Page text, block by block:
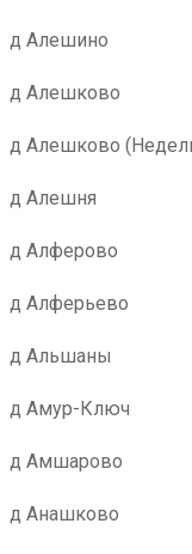
д Алешино
д Алешково
д Алешково
д Алешня
д Алферово
д Алферьево
д Альшаны
д Амур-Ключ
д Амшарово
д Анашково